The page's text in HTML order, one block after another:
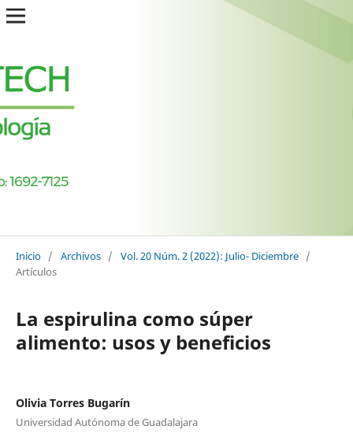
Inicio / Archivos / Vol. 20 Núm. 2 (2022): Julio- Diciembre /
Artículos
La espirulina como súper
alimento: usos y beneficios
Olivia Torres Bugarín
Universidad Autónoma de Guadalajara